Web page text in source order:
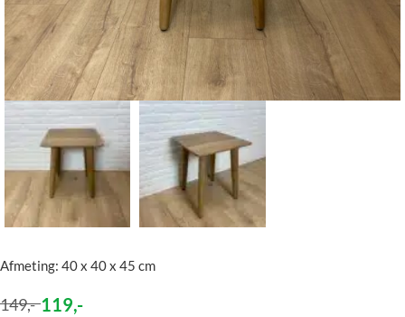
Afmeting: 40 x 40 x 45 cm
149,- 119,-